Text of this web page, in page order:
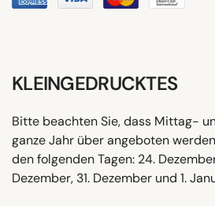
KLEINGEDRUCKTES
Bitte beachten Sie, dass Mittag-
ganze Jahr über angeboten
den folgenden Tagen: 24.
Dezember, 31. Dezember und 1.